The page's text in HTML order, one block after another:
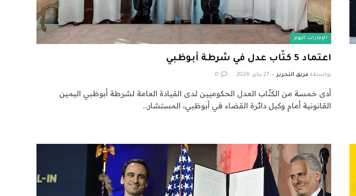
الإمارات اليوم
اعتماد 5 كتّاب عدل في شرطة أبوظبي
بواسطة فريق التحرير 27 يناير، 2026 0
أدى خمسة من الكتّاب العدل الحكوميين لدى القيادة العامة لشرطة أبوظبي اليمين
القانونية أمام وكيل دائرة القضاء في أبوظبي، المستشار…